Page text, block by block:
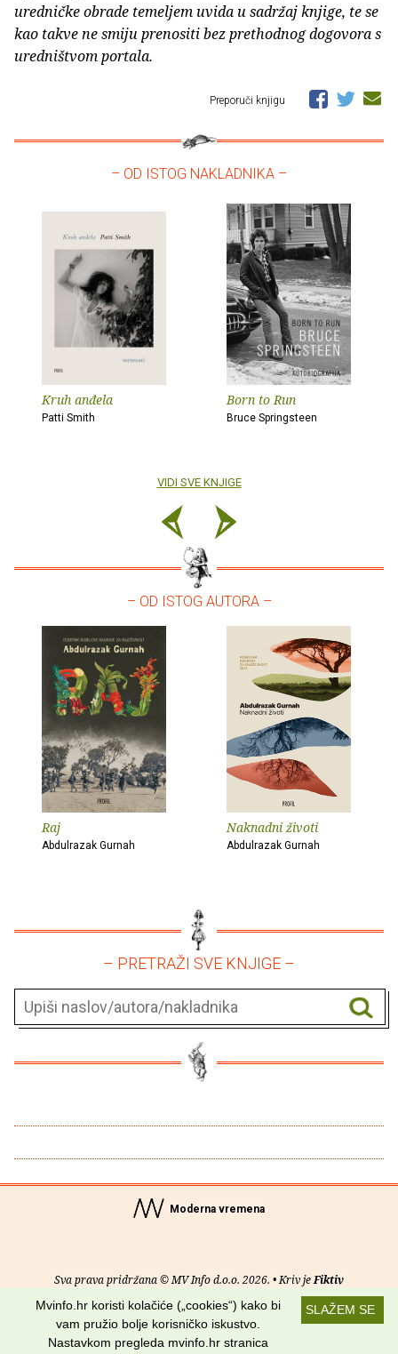
uredničke obrade temeljem uvida u sadržaj knjige, te se
kao takve ne smiju prenositi bez prethodnog dogovora s
uredništvom portala.
Preporuči knjigu
– OD ISTOG NAKLADNIKA –
Kruh anđela
Patti Smith
Born to Run
Bruce Springsteen
VIDI SVE KNJIGE
– OD ISTOG AUTORA –
Raj
Abdulrazak Gurnah
Naknadni životi
Abdulrazak Gurnah
– PRETRAŽI SVE KNJIGE –
Moderna vremena
Sva prava pridržana © MV Info d.o.o. 2026. • Kriv jeFiktiv
Uvjeti korištenja RSS kanali
Potraži nas na:
SLAŽEM SE
Mvinfo.hr koristi kolačiće („cookies“) kako bi
vam pružio bolje korisničko iskustvo.
Nastavkom pregleda mvinfo.hr stranica